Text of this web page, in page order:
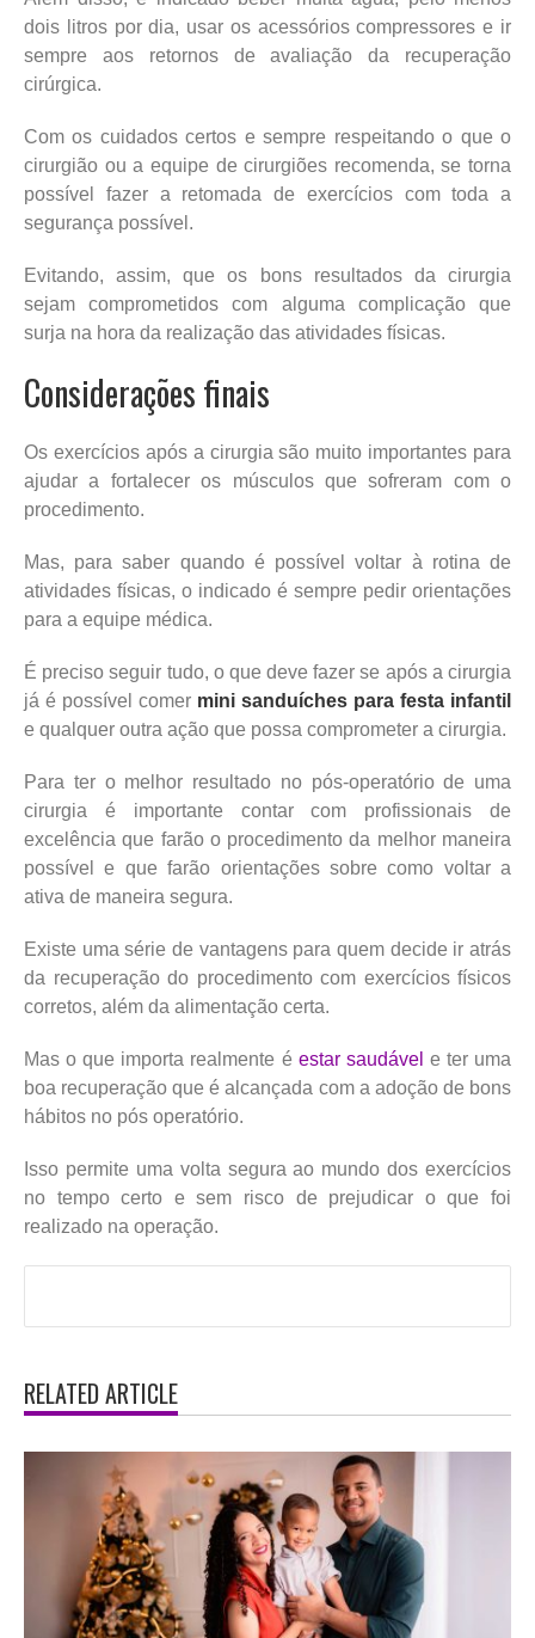
dois litros por dia, usar os acessórios compressores e ir
sempre aos retornos de avaliação da recuperação
cirúrgica.
Com os cuidados certos e sempre respeitando o que o
cirurgião ou a equipe de cirurgiões recomenda, se torna
possível fazer a retomada de exercícios com toda a
segurança possível.
Evitando, assim, que os bons resultados da cirurgia
sejam comprometidos com alguma complicação que
surja na hora da realização das atividades físicas.
Considerações finais
Os exercícios após a cirurgia são muito importantes para
ajudar a fortalecer os músculos que sofreram com o
procedimento.
Mas, para saber quando é possível voltar à rotina de
atividades físicas, o indicado é sempre pedir orientações
para a equipe médica.
É preciso seguir tudo, o que deve fazer se após a cirurgia
já é possível comer mini sanduíches para festa infantil
e qualquer outra ação que possa comprometer a cirurgia.
Para ter o melhor resultado no pós-operatório de uma
cirurgia é importante contar com profissionais de
excelência que farão o procedimento da melhor maneira
possível e que farão orientações sobre como voltar a
ativa de maneira segura.
Existe uma série de vantagens para quem decide ir atrás
da recuperação do procedimento com exercícios físicos
corretos, além da alimentação certa.
Mas o que importa realmente é estar saudável e ter uma
boa recuperação que é alcançada com a adoção de bons
hábitos no pós operatório.
Isso permite uma volta segura ao mundo dos exercícios
no tempo certo e sem risco de prejudicar o que foi
realizado na operação.
RELATED ARTICLE